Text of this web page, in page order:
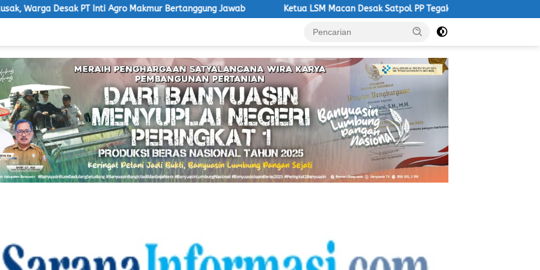
Makmur Bertanggung Jawab Ketua LSM Macan Desak Satpol PP Tegakkan Aturan, Operasional PKS Tanpa Izin Harus